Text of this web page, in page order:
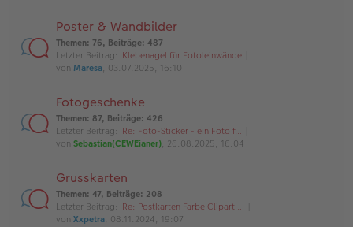
Poster & Wandbilder
Themen: 76, Beiträge: 487
Letzter Beitrag: Klebenagel für Fotoleinwände
von Maresa, 03.07.2025, 16:10
Fotogeschenke
Themen: 87, Beiträge: 426
Letzter Beitrag: Re: Foto-Sticker - ein Foto f…
von Sebastian(CEWEianer), 26.08.2025, 16:04
Grusskarten
Themen: 47, Beiträge: 208
Letzter Beitrag: Re: Postkarten Farbe Clipart …
von Xxpetra, 08.11.2024, 19:07